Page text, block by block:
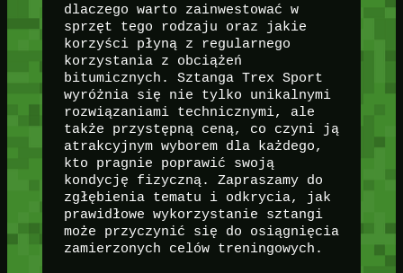
dlaczego warto zainwestować w
sprzęt tego rodzaju oraz jakie
korzyści płyną z regularnego
korzystania z obciążeń
bitumicznych. Sztanga Trex Sport
wyróżnia się nie tylko unikalnymi
rozwiązaniami technicznymi, ale
także przystępną ceną, co czyni ją
atrakcyjnym wyborem dla każdego,
kto pragnie poprawić swoją
kondycję fizyczną. Zapraszamy do
zgłębienia tematu i odkrycia, jak
prawidłowe wykorzystanie sztangi
może przyczynić się do osiągnięcia
zamierzonych celów treningowych.